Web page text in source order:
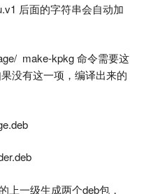
后面的字符串会自动加
make-kpkg 命令需要这
没有这一项，编译出来的
上一级生成两个deb包，